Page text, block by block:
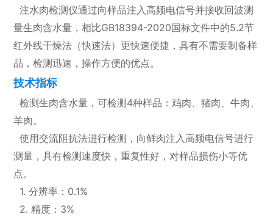
注水肉检测仪通过向样品注入高频电信号并接收回波测
量生肉含水量，相比GB18394-2020国标文件中的5.2节
红外线干燥法（快速法）更快速便捷，具有不需要制备样
品，检测迅速，操作方便的优点。
技术指标
检测生肉含水量，可检测4种样品：鸡肉、猪肉、牛肉、
羊肉。
使用交流阻抗法进行检测，向鲜肉注入高频电信号进行
测量，具有检测速度快，重复性好，对样品损伤小等优
点。
1. 分辨率：0.1%
2. 精度：3%